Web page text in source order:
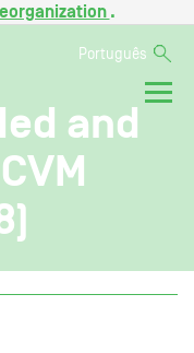
.
Português
and